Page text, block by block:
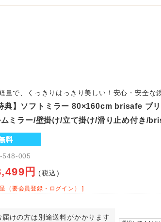
量で、くっきりはっきり美しい！安心・安全な
典】ソフトミラー 80×160cm brisafe ブ
ミラー/壁掛け/立て掛け/滑り止め付き/
005
円 (税込)
（要会員登録・ログイン） ]
けの方は別途送料がかかります